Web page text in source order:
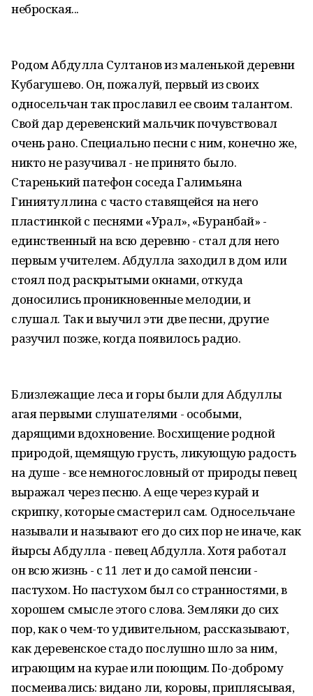
неброская...
Родом Абдулла Султанов из маленькой деревни
Кубагушево. Он, пожалуй, первый из своих
односельчан так прославил ее своим талантом.
Свой дар деревенский мальчик почувствовал
очень рано. Специально песни с ним, конечно же,
никто не разучивал - не принято было.
Старенький патефон соседа Галимьяна
Гиниятуллина с часто ставящейся на него
пластинкой с песнями «Урал», «Буранбай» -
единственный на всю деревню - стал для него
первым учителем. Абдулла заходил в дом или
стоял под раскрытыми окнами, откуда
доносились проникновенные мелодии, и
слушал. Так и выучил эти две песни, другие
разучил позже, когда появилось радио.
Близлежащие леса и горы были для Абдуллы
агая первыми слушателями - особыми,
дарящими вдохновение. Восхищение родной
природой, щемящую грусть, ликующую радость
на душе - все немногословный от природы певец
выражал через песню. А еще через курай и
скрипку, которые смастерил сам. Односельчане
называли и называют его до сих пор не иначе, как
йырсы Абдулла - певец Абдулла. Хотя работал
он всю жизнь - с 11 лет и до самой пенсии -
пастухом. Но пастухом был со странностями, в
хорошем смысле этого слова. Земляки до сих
пор, как о чем-то удивительном, рассказывают,
как деревенское стадо послушно шло за ним,
играющим на курае или поющим. По-доброму
посмеивались: видано ли, коровы, приплясывая,